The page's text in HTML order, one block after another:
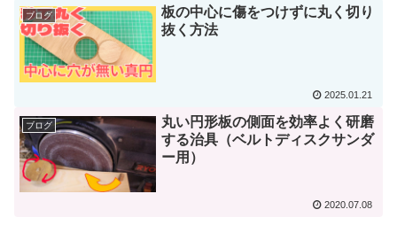
ブログ
板の中心に傷をつけずに丸く切り
抜く方法
2025.01.21
ブログ
丸い円形板の側面を効率よく研磨
する治具（ベルトディスクサンダ
ー用）
2020.07.08